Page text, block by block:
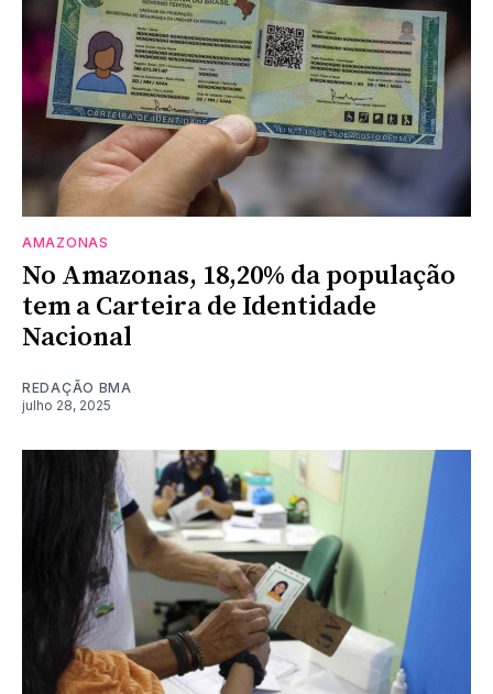
AMAZONAS
No Amazonas, 18,20% da população
tem a Carteira de Identidade
Nacional
REDAÇÃO BMA
julho 28, 2025